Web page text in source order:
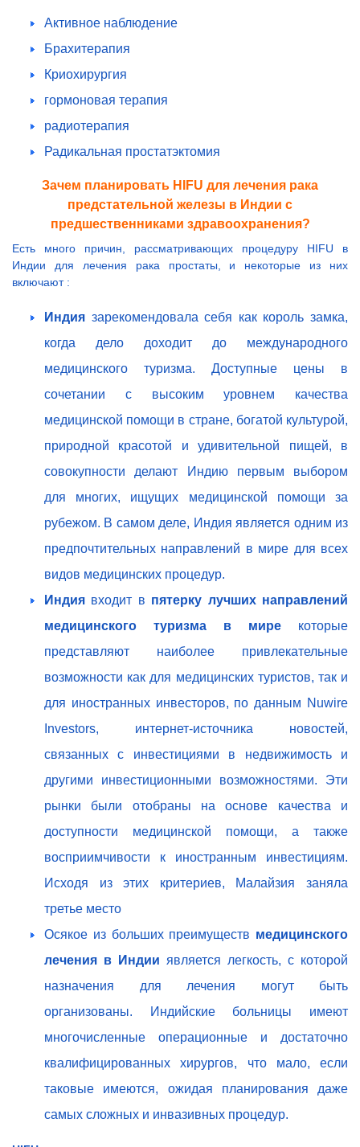
Активное наблюдение
Брахитерапия
Криохирургия
гормоновая терапия
радиотерапия
Радикальная простатэктомия
Зачем планировать HIFU для лечения рака
предстательной железы в Индии с
предшественниками здравоохранения?
Есть много причин, рассматривающих процедуру HIFU в
Индии для лечения рака простаты, и некоторые из них
включают :
Индия зарекомендовала себя как король замка,
когда дело доходит до международного
медицинского туризма. Доступные цены в
сочетании с высоким уровнем качества
медицинской помощи в стране, богатой культурой,
природной красотой и удивительной пищей, в
совокупности делают Индию первым выбором
для многих, ищущих медицинской помощи за
рубежом. В самом деле, Индия является одним из
предпочтительных направлений в мире для всех
видов медицинских процедур.
Индия входит в пятерку лучших направлений
медицинского туризма в мире которые
представляют наиболее привлекательные
возможности как для медицинских туристов, так и
для иностранных инвесторов, по данным Nuwire
Investors, интернет-источника новостей,
связанных с инвестициями в недвижимость и
другими инвестиционными возможностями. Эти
рынки были отобраны на основе качества и
доступности медицинской помощи, а также
восприимчивости к иностранным инвестициям.
Исходя из этих критериев, Малайзия заняла
третье место
Осякое из больших преимуществ медицинского
лечения в Индии является легкость, с которой
назначения для лечения могут быть
организованы. Индийские больницы имеют
многочисленные операционные и достаточно
квалифицированных хирургов, что мало, если
таковые имеются, ожидая планирования даже
самых сложных и инвазивных процедур.